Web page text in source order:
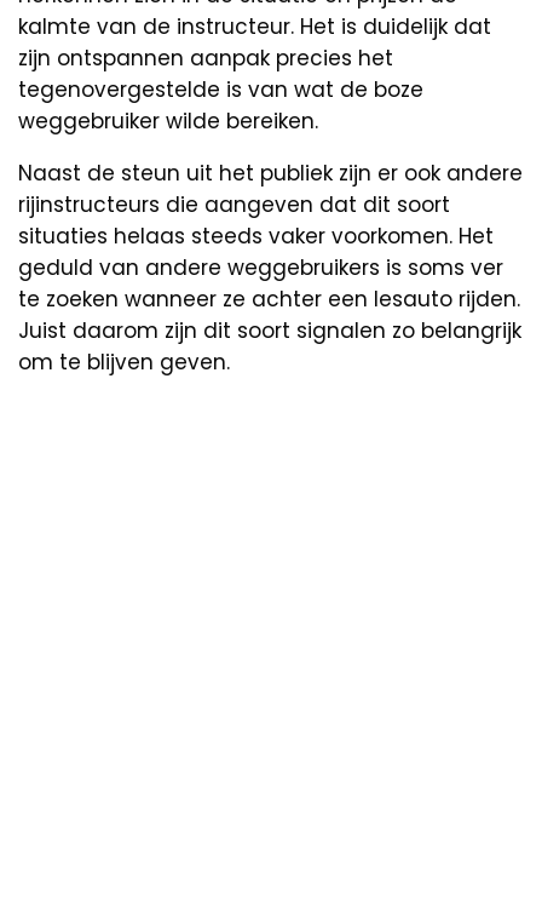
kalmte van de instructeur. Het is duidelijk dat
zijn ontspannen aanpak precies het
tegenovergestelde is van wat de boze
weggebruiker wilde bereiken.
Naast de steun uit het publiek zijn er ook andere
rijinstructeurs die aangeven dat dit soort
situaties helaas steeds vaker voorkomen. Het
geduld van andere weggebruikers is soms ver
te zoeken wanneer ze achter een lesauto rijden.
Juist daarom zijn dit soort signalen zo belangrijk
om te blijven geven.